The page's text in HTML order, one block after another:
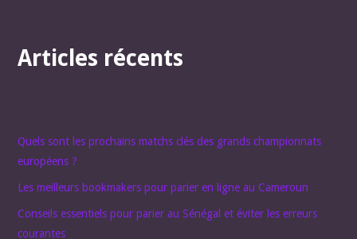
Articles récents
Quels sont les prochains matchs clés des grands championnats
européens ?
Les meilleurs bookmakers pour parier en ligne au Cameroun
Conseils essentiels pour parier au Sénégal et éviter les erreurs
courantes